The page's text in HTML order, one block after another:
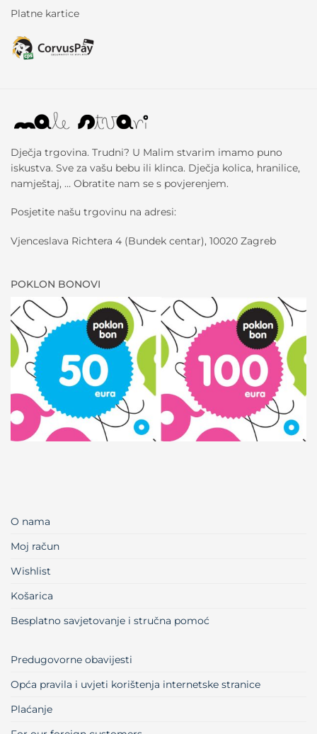
Platne kartice
Dječja trgovina. Trudni? U Malim stvarim imamo puno
iskustva. Sve za vašu bebu ili klinca. Dječja kolica, hranilice,
namještaj, … Obratite nam se s povjerenjem.
Posjetite našu trgovinu na adresi:
Vjenceslava Richtera 4 (Bundek centar), 10020 Zagreb
POKLON BONOVI
O nama
Moj račun
Wishlist
Košarica
Besplatno savjetovanje i stručna pomoć
Predugovorne obavijesti
Opća pravila i uvjeti korištenja internetske stranice
Plaćanje